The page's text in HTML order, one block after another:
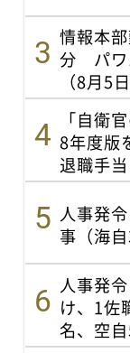
情報本
分 パワ
（8月5日
「自衛
8年度版
退職手
人事発
事（海自
人事発
け、1佐
名、空自